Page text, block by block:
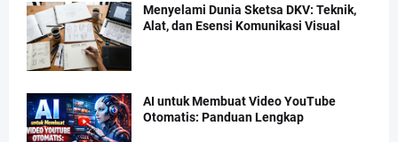
Menyelami Dunia Sketsa DKV: Teknik,
Alat, dan Esensi Komunikasi Visual
AI untuk Membuat Video YouTube
Otomatis: Panduan Lengkap